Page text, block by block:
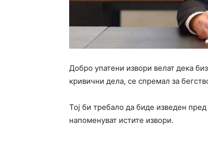
Добро упатени извори велат дека
кривични дела, се спремал за
Тој би требало да биде изведен
напоменуват истите извори.